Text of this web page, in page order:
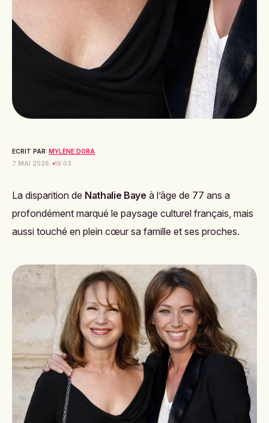
ECRIT PAR: MYLÈNE DORA
7 MAI 2026
19:03
La disparition de Nathalie Baye à l’âge de 77 ans a
profondément marqué le paysage culturel français, mais
aussi touché en plein cœur sa famille et ses proches.